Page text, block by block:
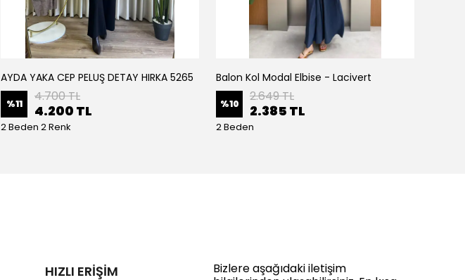
AYDA YAKA CEP PELUŞ DETAY HIRKA 5265
%11 4.700 TL
4.200 TL
2 Beden 2 Renk
Balon Kol Modal Elbise - Lacivert
%10 2.649 TL
2.385 TL
2 Beden
HIZLI ERİŞİM
Bizlere aşağıdaki iletişim